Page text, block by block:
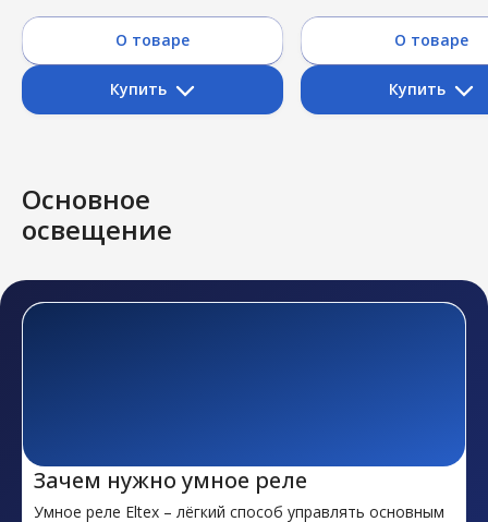
О товаре
Купить
Я.Маркет
О товаре
Купить
Основное
освещение
Зачем нужно умное реле
Умное реле Eltex – лёгкий способ управлять основным